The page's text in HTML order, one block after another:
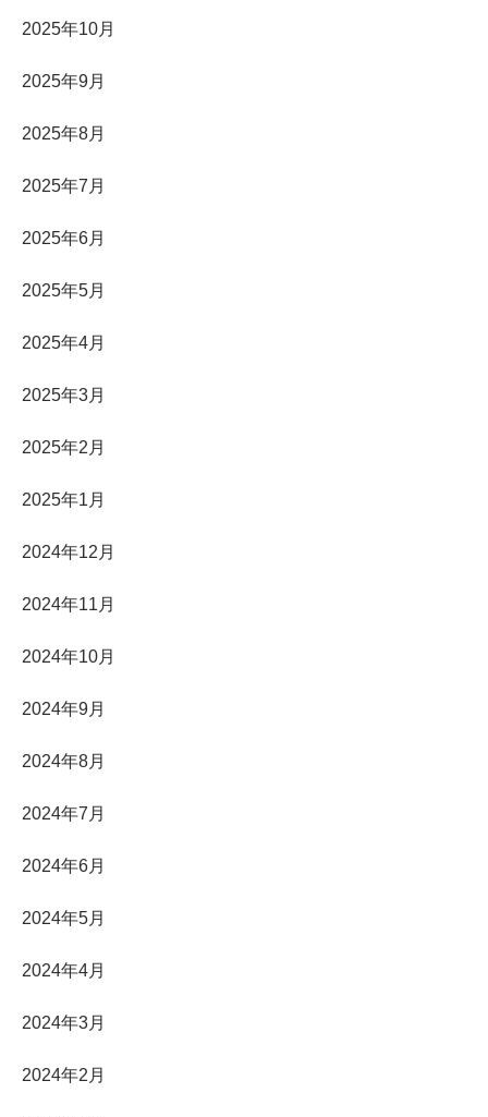
2025年10月
2025年9月
2025年8月
2025年7月
2025年6月
2025年5月
2025年4月
2025年3月
2025年2月
2025年1月
2024年12月
2024年11月
2024年10月
2024年9月
2024年8月
2024年7月
2024年6月
2024年5月
2024年4月
2024年3月
2024年2月